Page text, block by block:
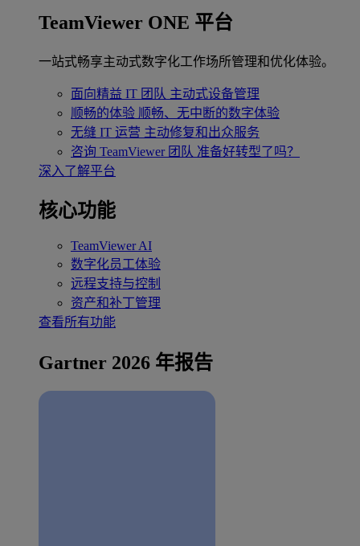
TeamViewer ONE 平台
一站式畅享主动式数字化工作场所管理和优化体验。
面向精益 IT 团队 主动式设备管理
顺畅的体验 顺畅、无中断的数字体验
无缝 IT 运营 主动修复和出众服务
咨询 TeamViewer 团队 准备好转型了吗？
深入了解平台
核心功能
TeamViewer AI
数字化员工体验
远程支持与控制
资产和补丁管理
查看所有功能
Gartner 2026 年报告